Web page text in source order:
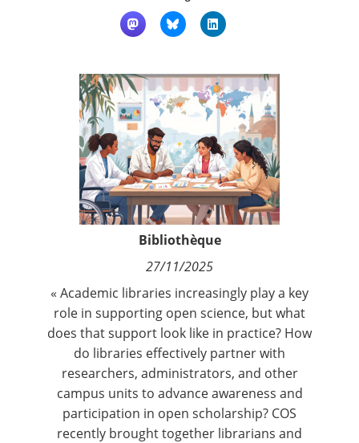
Nous suivre
Bibliothèque
27/11/2025
« Academic libraries increasingly play a key
role in supporting open science, but what
does that support look like in practice? How
do libraries effectively partner with
researchers, administrators, and other
campus units to advance awareness and
participation in open scholarship? COS
recently brought together librarians and